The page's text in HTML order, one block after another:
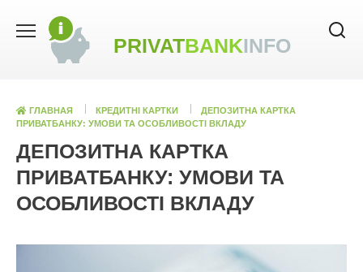
PRIVATBANKINFO
ГЛАВНАЯ КРЕДИТНІ КАРТКИ
ДЕПОЗИТНА КАРТКА
ПРИВАТБАНКУ: УМОВИ ТА ОСОБЛИВОСТІ ВКЛАДУ
ДЕПОЗИТНА КАРТКА
ПРИВАТБАНКУ: УМОВИ ТА
ОСОБЛИВОСТІ ВКЛАДУ